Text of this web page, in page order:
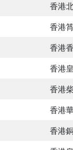
香港
香港
香港
香港
香港
香港
香港